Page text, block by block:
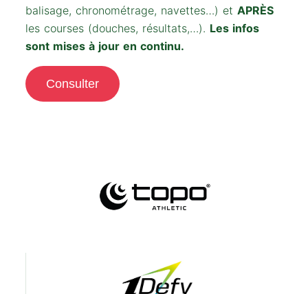
balisage, chronométrage, navettes…) etAPRÈS
les courses (douches, résultats,…). Les infos
sont mises à jour en continu.
Consulter